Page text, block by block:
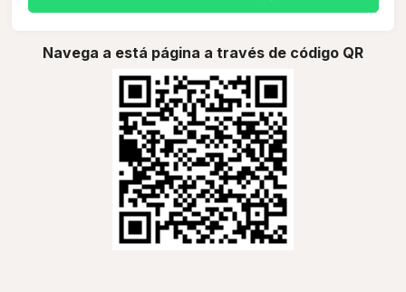
Navega a está página a través de código QR